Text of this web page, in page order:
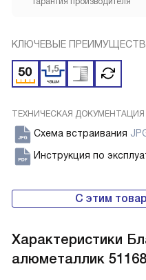
КЛЮЧЕВЫЕ
ТЕХНИЧЕСКАЯ ДОКУМЕНТАЦИЯ
Схема встраивания
Инструкция по
С этим
Характеристики
алюметаллик